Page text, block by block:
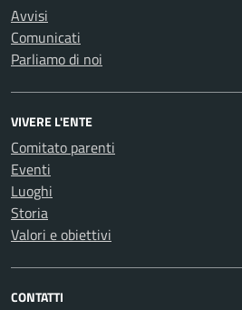
Avvisi
Comunicati
Parliamo di noi
VIVERE L'ENTE
Comitato parenti
Eventi
Luoghi
Storia
Valori e obiettivi
CONTATTI